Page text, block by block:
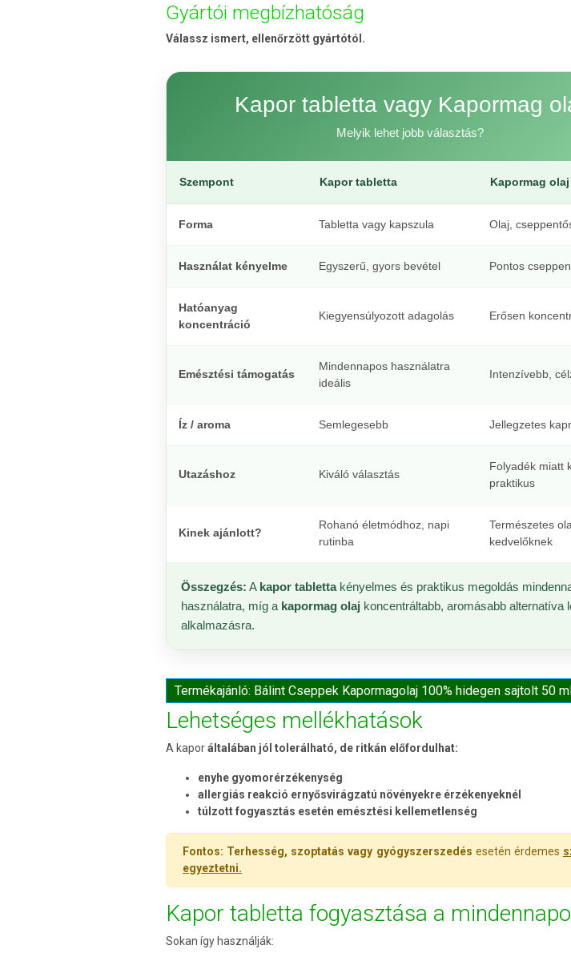
Gyártói megbízhatóság
Válassz ismert, ellenőrzött gyártótól.
Kapor tabletta vagy Kapormag
Melyik lehet jobb választás?
Szempont Kapor tabletta Kapormag olaj
Forma Tabletta vagy kapszula Olaj,
Használat kényelme Egyszerű, gyors bevétel Pontos
Hatóanyag
koncentráció
Kiegyensúlyozott adagolás Erősen
Emésztési támogatás
Mindennapos használatra
ideális
Intenzívebb,
Íz / aroma Semlegesebb Jellegzetes
Utazáshoz Kiváló választás
Folyadék miatt
praktikus
Kinek ajánlott?
Rohanó életmódhoz, napi
rutinba
Természetes
kedvelőknek
Összegzés: A kapor tablettakényelmes és praktikus megoldás
használatra, míg a kapormag olaj koncentráltabb, aromásabb alternatíva
alkalmazásra.
Termékajánló: Bálint Cseppek Kapormagolaj 100% hidegen sajtolt 50
Lehetséges mellékhatások
A kaporáltalában jól tolerálható, de ritkán előfordulhat:
enyhe gyomorérzékenység
allergiás reakció ernyősvirágzatú növényekre érzékenyeknél
túlzott fogyasztás esetén emésztési kellemetlenség
Fontos: Terhesség, szoptatás vagy gyógyszerszedés esetén érdemes
egyeztetni.
Kapor tabletta fogyasztása a
Sokan így használják: